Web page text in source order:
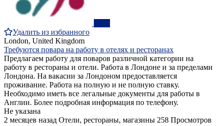
Удалить из избранного
London, United Kingdom
Требуются повара на работу в отелях и ресторанах
Предлагаем работу для поваров различной категории на
работу в рестораны и отели. Работа в Лондоне и за пределами
Лондона. На вакасии за Лондоном предоставляется
проживание. Работа на полную и не полную ставку.
Необходимо иметь все легальные документы для работы в
Англии. Более подробная информация по телефону.
Не указана
2 месяцев назад Отели, рестораны, магазины 258 Просмотров